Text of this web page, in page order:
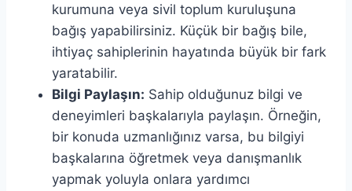
kurumuna veya sivil toplum kuruluşuna
bağış yapabilirsiniz. Küçük bir bağış bile,
ihtiyaç sahiplerinin hayatında büyük bir fark
yaratabilir.
Bilgi Paylaşın: Sahip olduğunuz bilgi ve
deneyimleri başkalarıyla paylaşın. Örneğin,
bir konuda uzmanlığınız varsa, bu bilgiyi
başkalarına öğretmek veya danışmanlık
yapmak yoluyla onlara yardımcı